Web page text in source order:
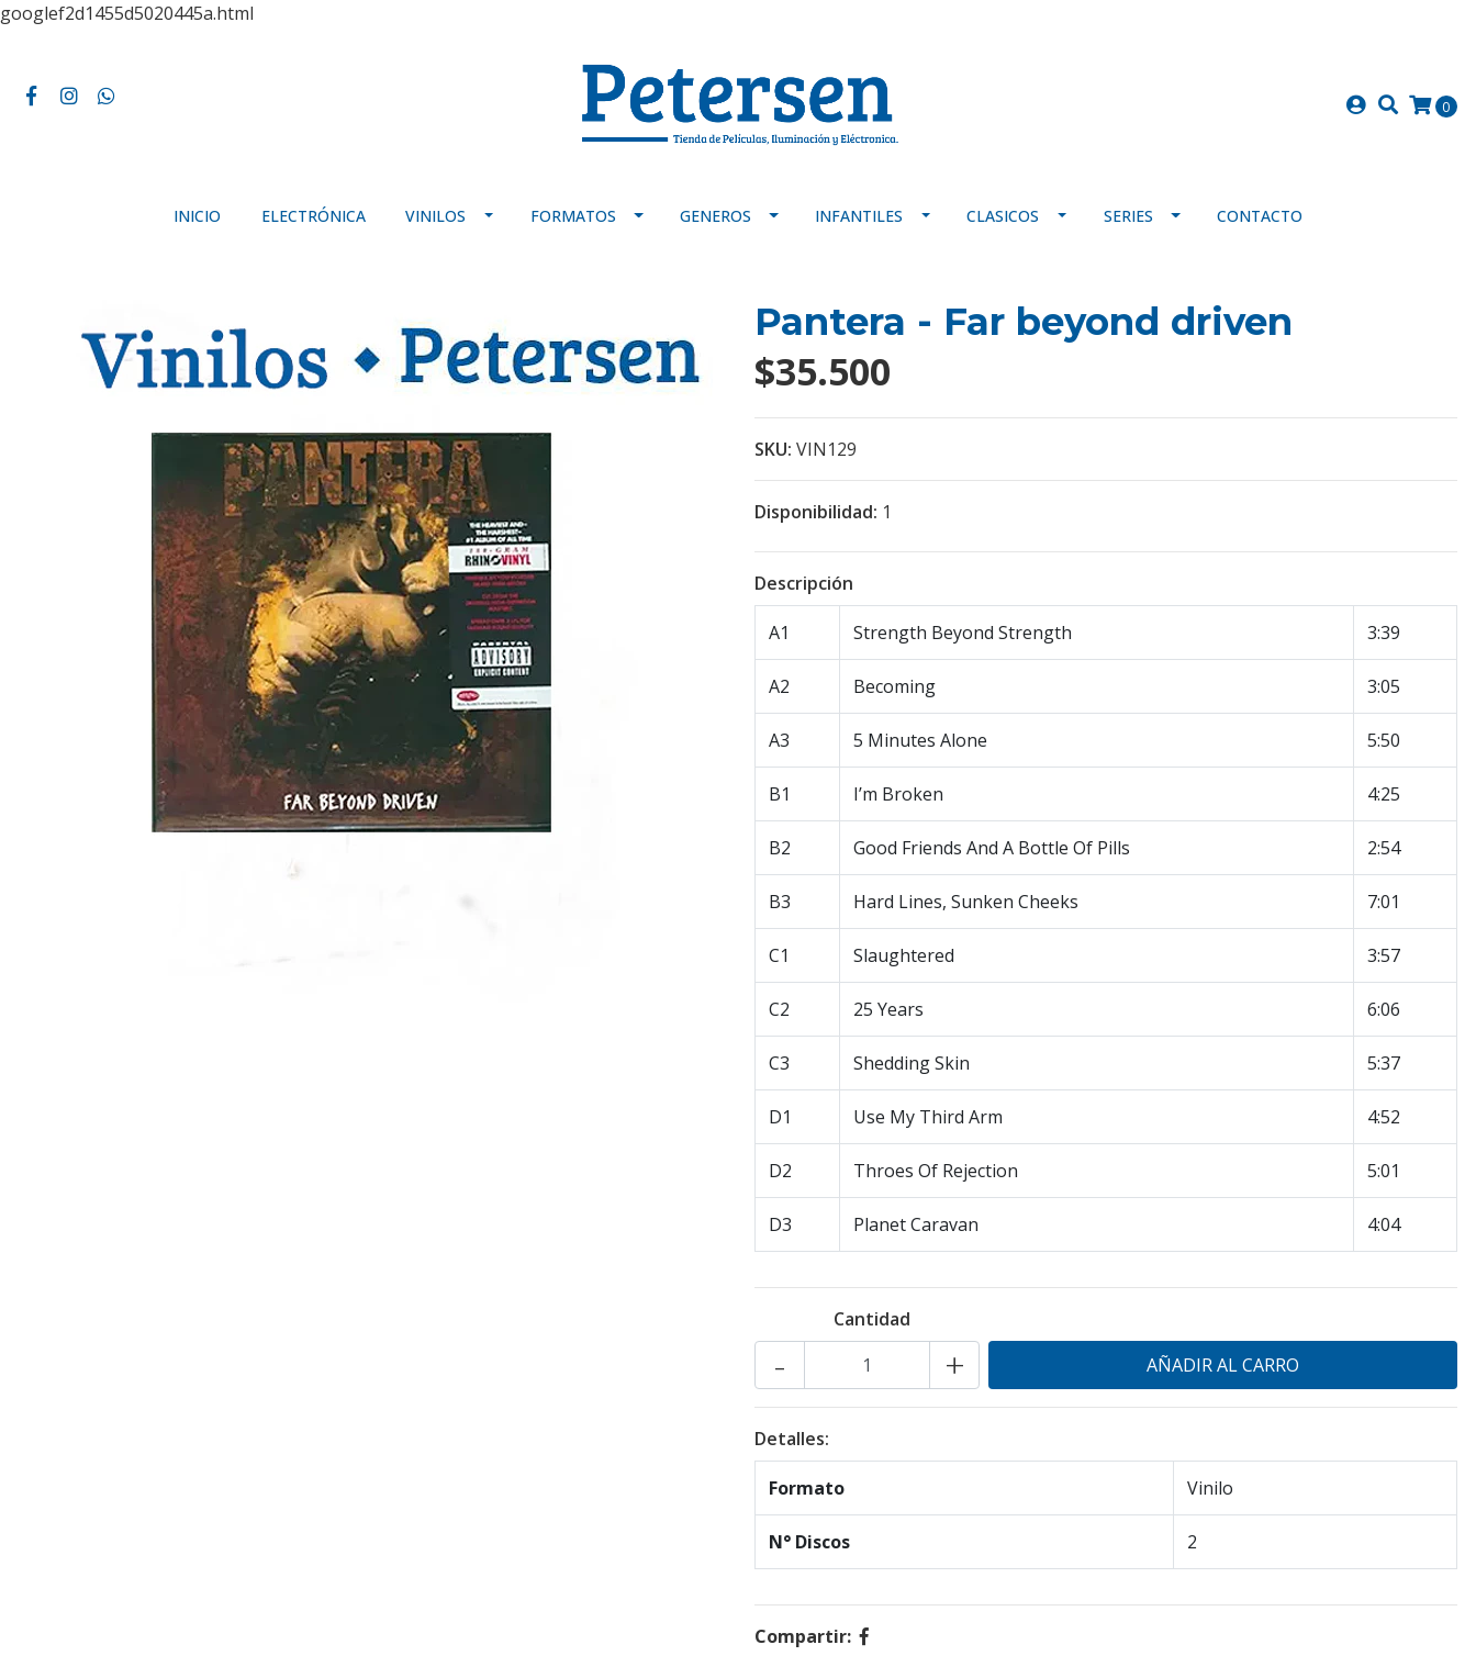
googlef2d1455d5020445a.html
0
INICIO ELECTRÓNICA VINILOS FORMATOS GENEROS INFANTILES CLASICOS SERIES CONTACTO
Pantera - Far beyond driven
$35.500
SKU: VIN129
Disponibilidad: 1
Descripción
A1 Strength Beyond Strength 3:39
A2 Becoming 3:05
A3 5 Minutes Alone 5:50
B1 I’m Broken 4:25
B2 Good Friends And A Bottle Of Pills 2:54
B3 Hard Lines, Sunken Cheeks 7:01
C1 Slaughtered 3:57
C2 25 Years 6:06
C3 Shedding Skin 5:37
D1 Use My Third Arm 4:52
D2 Throes Of Rejection 5:01
D3 Planet Caravan 4:04
Cantidad
+
-
Detalles:
Formato Vinilo
N° Discos 2
Compartir: